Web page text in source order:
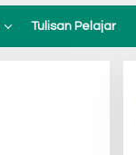
Tulisan Pelajar